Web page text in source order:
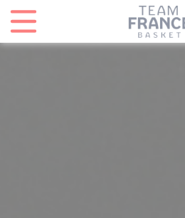
Panneau de gestion des cookies